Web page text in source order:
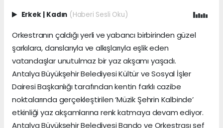
Erkek | Kadın (Haberi Sesli Oku)
Orkestranın çaldığı yerli ve yabancı birbirinden güzel
şarkılara, danslarıyla ve alkışlarıyla eşlik eden
vatandaşlar unutulmaz bir yaz akşamı yaşadı.
Antalya Büyükşehir Belediyesi Kültür ve Sosyal İşler
Dairesi Başkanlığı tarafından kentin farklı cazibe
noktalarında gerçekleştirilen ‘Müzik Şehrin Kalbinde’
etkinliği yaz akşamlarına renk katmaya devam ediyor.
Antalya Büyükşehir Belediyesi Bando ve Orkestrası şef